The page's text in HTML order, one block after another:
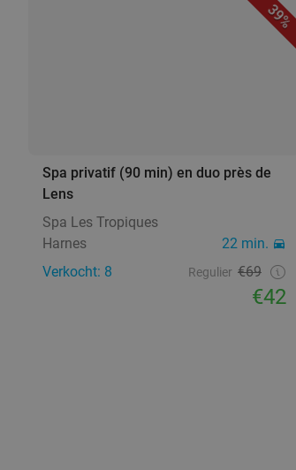
39%
Spa privatif (90 min) en duo près de
Lens
Spa Les Tropiques
Harnes
22 min.
Verkocht: 8
Regulier €69
€42